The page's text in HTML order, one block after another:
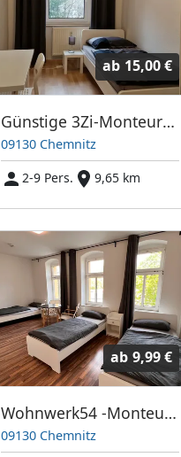
ab 15,00 €
Günstige 3Zi-Monteurwohnungen | Chemnitz | WLAN | Einzelbetten | frei parken | Balkon | bis 9 Personen
09130 Chemnitz
2-9 Pers.
9,65 km
ab 9,99 €
Wohnwerk54 -Monteurunterkunft in Chemnitz + Bad + Küche
09130 Chemnitz